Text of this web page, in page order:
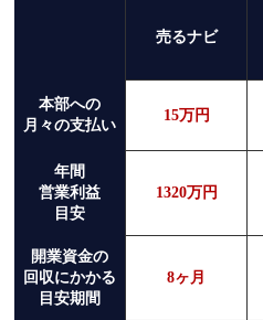
売るナビ
本部への
月々の支払い
15万円
年間
営業利益
目安
1320万円
開業資金の
回収にかかる
目安期間
8ヶ月